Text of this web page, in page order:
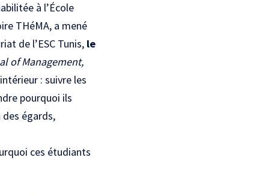
à l’École
THéMA, a mené
de l’ESC Tunis, le
of Management,
: suivre les
pourquoi ils
égards,
ces étudiants